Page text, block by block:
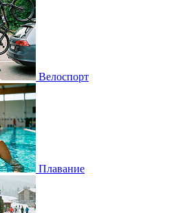
Велоспорт
Плавание